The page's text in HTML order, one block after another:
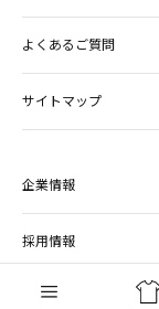
よくあるご質問
サイトマップ
企業情報
採用情報
プレス情報